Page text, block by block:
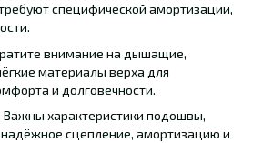
специфической амортизации,
внимание на дышащие,
материалы верха для
и долговечности.
характеристики подошвы,
сцепление, амортизацию и